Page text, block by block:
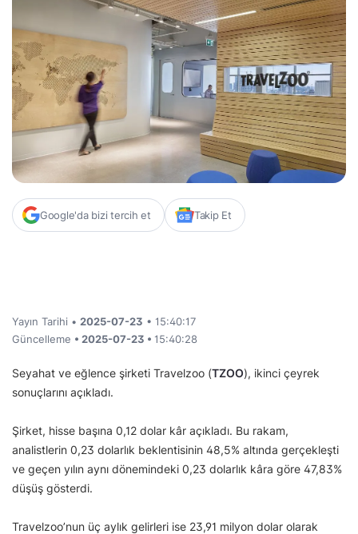
Google'da bizi tercih et Takip Et
Yayın Tarihi • 2025-07-23 • 15:40:17
Güncelleme • 2025-07-23 • 15:40:28
Seyahat ve eğlence şirketi Travelzoo (TZOO), ikinci çeyrek
sonuçlarını açıkladı.
Şirket, hisse başına 0,12 dolar kâr açıkladı. Bu rakam,
analistlerin 0,23 dolarlık beklentisinin 48,5% altında gerçekleşti
ve geçen yılın aynı dönemindeki 0,23 dolarlık kâra göre 47,83%
düşüş gösterdi.
Travelzoo’nun üç aylık gelirleri ise 23,91 milyon dolar olarak